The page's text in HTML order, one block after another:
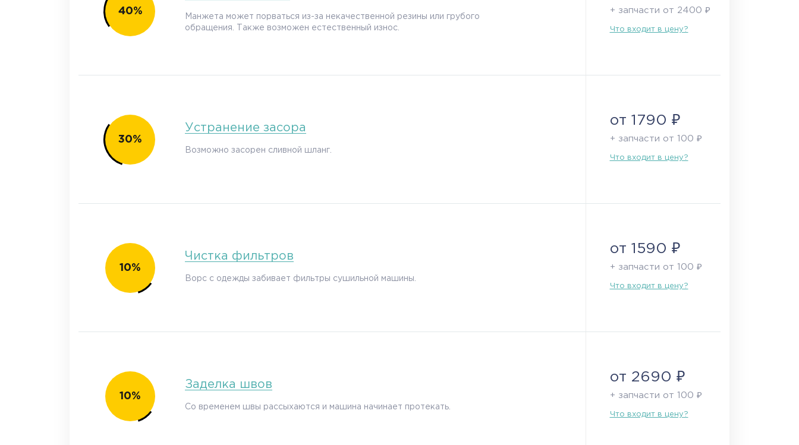
40%
Манжета может порваться из-за некачественной резины или грубого
обращения. Также возможен естественный износ.
+ запчасти от 2400 ₽
Что входит в цену?
30%
Устранение засора
Возможно засорен сливной шланг.
от 1790 ₽
+ запчасти от 100 ₽
Что входит в цену?
10%
Чистка фильтров
Ворс с одежды забивает фильтры сушильной машины.
от 1590 ₽
+ запчасти от 100 ₽
Что входит в цену?
10%
Заделка швов
Со временем швы рассыхаются и машина начинает протекать.
от 2690 ₽
+ запчасти от 100 ₽
Что входит в цену?